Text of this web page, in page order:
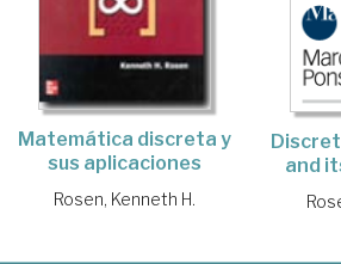
Matemática discreta y
sus aplicaciones
Rosen, Kenneth H.
and